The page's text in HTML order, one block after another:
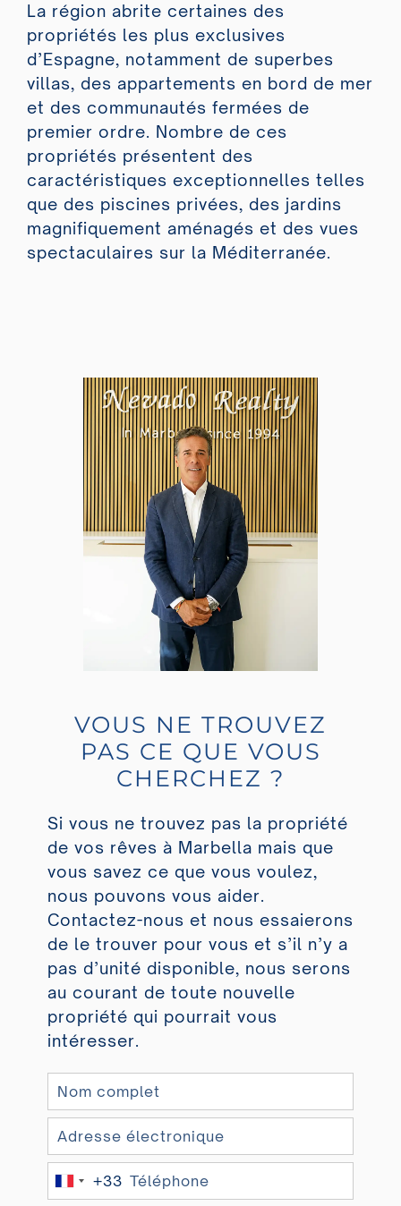
La région abrite certaines des
propriétés les plus exclusives
d’Espagne, notamment de superbes
villas, des appartements en bord de mer
et des communautés fermées de
premier ordre. Nombre de ces
propriétés présentent des
caractéristiques exceptionnelles telles
que des piscines privées, des jardins
magnifiquement aménagés et des vues
spectaculaires sur la Méditerranée.
VOUS NE TROUVEZ
PAS CE QUE VOUS
CHERCHEZ ?
Si vous ne trouvez pas la propriété
de vos rêves à Marbella mais que
vous savez ce que vous voulez,
nous pouvons vous aider.
Contactez-nous et nous essaierons
de le trouver pour vous et s’il n’y a
pas d’unité disponible, nous serons
au courant de toute nouvelle
propriété qui pourrait vous
intéresser.
F
+33